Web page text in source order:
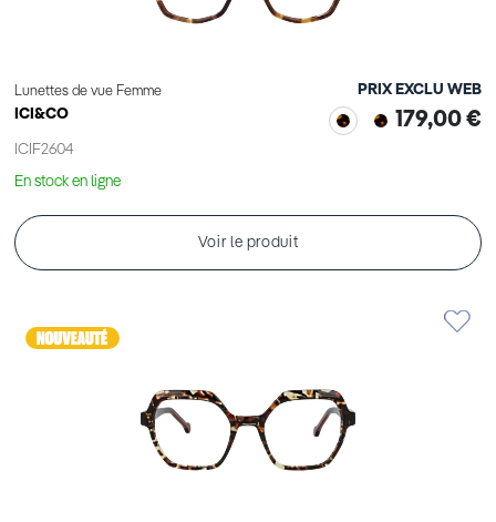
Lunettes de vue Femme
ICI&CO
ICIF2604
PRIX EXCLU WEB
179,00 €
En stock en ligne
Voir le produit